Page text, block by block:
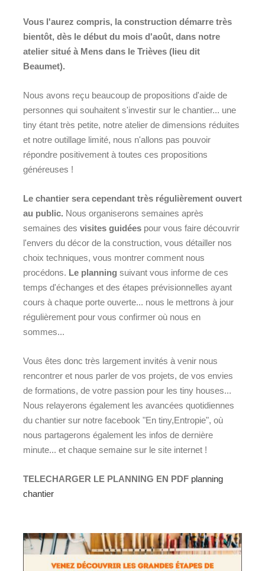
Vous l'aurez compris, la construction démarre très
bientôt, dès le début du mois d'août, dans notre
atelier situé à Mens dans le Trièves (lieu dit
Beaumet).
Nous avons reçu beaucoup de propositions d'aide de
personnes qui souhaitent s'investir sur le chantier... une
tiny étant très petite, notre atelier de dimensions réduites
et notre outillage limité, nous n'allons pas pouvoir
répondre positivement à toutes ces propositions
généreuses !
Le chantier sera cependant très régulièrement ouvert
au public. Nous organiserons semaines après
semaines des visites guidées pour vous faire découvrir
l'envers du décor de la construction, vous détailler nos
choix techniques, vous montrer comment nous
procédons. Le planning suivant vous informe de ces
temps d'échanges et des étapes prévisionnelles ayant
cours à chaque porte ouverte... nous le mettrons à jour
régulièrement pour vous confirmer où nous en
sommes...
Vous êtes donc très largement invités à venir nous
rencontrer et nous parler de vos projets, de vos envies
de formations, de votre passion pour les tiny houses...
Nous relayerons également les avancées quotidiennes
du chantier sur notre facebook "En tiny,Entropie", où
nous partagerons également les infos de dernière
minute... et chaque semaine sur le site internet !
TELECHARGER LE PLANNING EN PDF planning
chantier